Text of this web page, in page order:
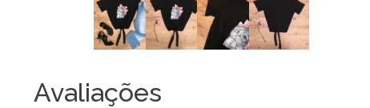
Avaliações